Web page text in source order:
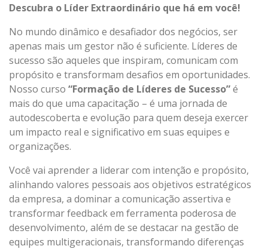
Descubra o Líder Extraordinário que há em você!
No mundo dinâmico e desafiador dos negócios, ser
apenas mais um gestor não é suficiente. Líderes de
sucesso são aqueles que inspiram, comunicam com
propósito e transformam desafios em oportunidades.
Nosso curso “Formação de Líderes de Sucesso”é
mais do que uma capacitação – é uma jornada de
autodescoberta e evolução para quem deseja exercer
um impacto real e significativo em suas equipes e
organizações.
Você vai aprender a liderar com intenção e propósito,
alinhando valores pessoais aos objetivos estratégicos
da empresa, a dominar a comunicação assertiva e
transformar feedback em ferramenta poderosa de
desenvolvimento, além de se destacar na gestão de
equipes multigeracionais, transformando diferenças